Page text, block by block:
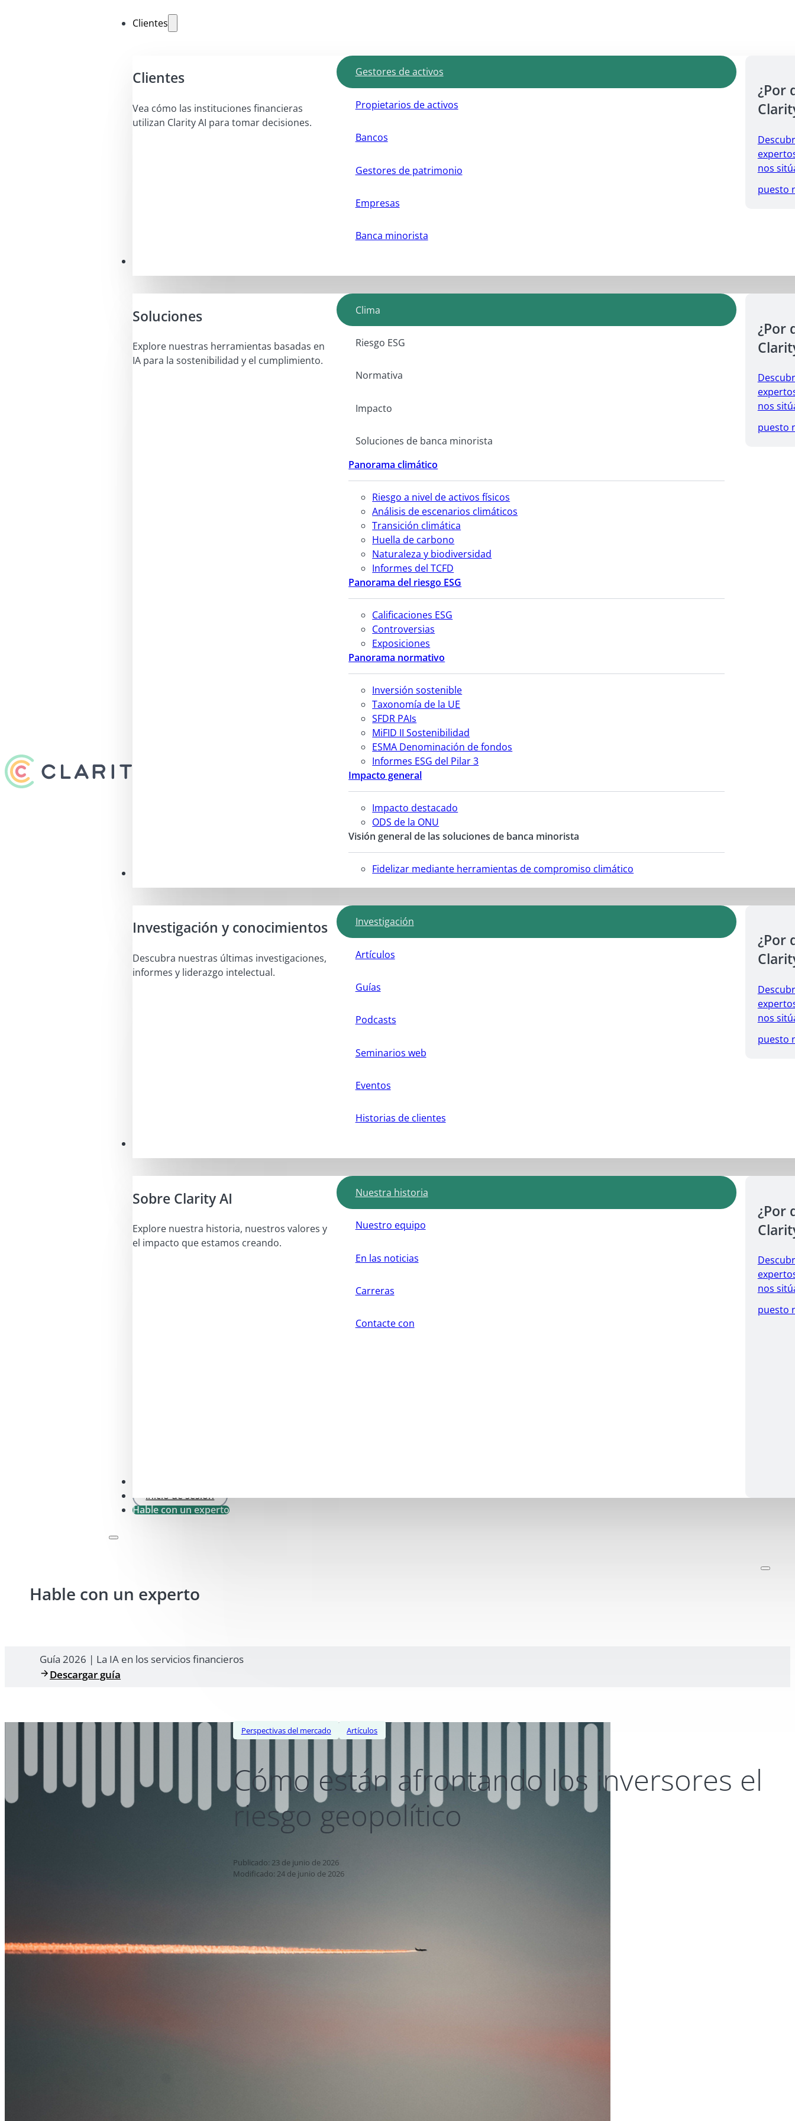
Clientes
Clientes
Vea cómo las instituciones financieras
utilizan Clarity AI para tomar decisiones.
Gestores de activos
Propietarios de activos
Bancos
Gestores de patrimonio
Empresas
Banca minorista
¿Por
nos
puesto
Soluciones
Explore nuestras herramientas basadas en
IA para la sostenibilidad y el cumplimiento.
Clima
Riesgo ESG
Normativa
Impacto
Soluciones de banca minorista
Panorama climático
Riesgo a nivel de activos físicos
Análisis de escenarios climáticos
Transición climática
Huella de carbono
Naturaleza y biodiversidad
Informes del TCFD
Panorama del riesgo ESG
Calificaciones ESG
Controversias
Exposiciones
Panorama normativo
Inversión sostenible
Taxonomía de la UE
SFDR PAIs
MiFID II Sostenibilidad
ESMA Denominación de fondos
Informes ESG del Pilar 3
Impacto general
Impacto destacado
ODS de la ONU
Visión general de las soluciones de banca minorista
Fidelizar mediante herramientas de compromiso climático
¿Por
nos
puesto
Investigación y conocimientos
Descubra nuestras últimas investigaciones,
informes y liderazgo intelectual.
Investigación
Artículos
Guías
Podcasts
Seminarios web
Eventos
Historias de clientes
¿Por
nos
puesto
Sobre Clarity AI
Explore nuestra historia, nuestros valores y
el impacto que estamos creando.
Nuestra historia
Nuestro equipo
En las noticias
Carreras
Contacte con
¿Por
nos
puesto
Inicio de sesión
Hable con un experto
Hable con un experto
Guía 2026 | La IA en los servicios financieros
Descargar guía
Perspectivas del mercado Artículos
Cómo están afrontando los inversores el
riesgo geopolítico
Publicado: 23 de junio de 2026
Modificado: 24 de junio de 2026